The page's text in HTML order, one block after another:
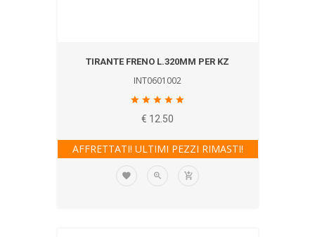
TIRANTE FRENO L.320MM PER KZ
INT0601002
€ 12.50
AFFRETTATI! ULTIMI PEZZI RIMASTI!